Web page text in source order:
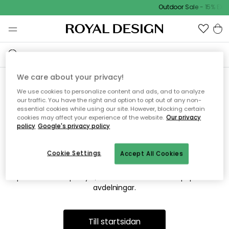
Outdoor Sale - 15%
Vi hittar tyvärr inte sidan du
söker
Detta kan bero på att sidan inte längre finns eller att den har
flyttats. Vi ber om ursäkt för besväret. I menyn ovan kan du
prova att söka på nytt, eller besöka en av våra populära
avdelningar.
Till startsidan
We care about your privacy!
We use cookies to personalize content and ads, and to analyze
our traffic. You have the right and option to opt out of any non-
essential cookies while using our site. However, blocking certain
cookies may affect your experience of the website. Our privacy
policy Google's privacy policy
Accept All Cookies
Cookie Settings